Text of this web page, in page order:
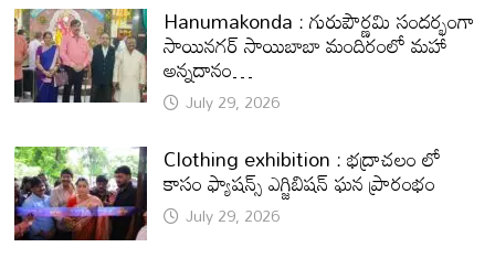
Hanumakonda : గురుపౌర్ణమి సందర్భంగా
సాయినగర్‌ సాయిబాబా మందిరంలో మహా
అన్నదానం…
July 29, 2026
Clothing exhibition : భద్రాచలం లో
కాసం ఫ్యాషన్స్ ఎగ్జిబిషన్ ఘన ప్రారంభం
July 29, 2026